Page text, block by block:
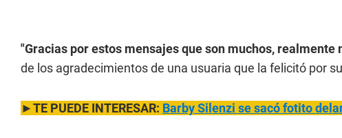
"Gracias por estos mensajes que son muchos, realmente
de los agradecimientos de una usuaria que la felicitó por
►TE PUEDE INTERESAR: Barby Silenzi se sacó fotito de